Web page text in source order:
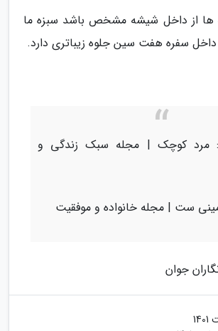
ها از داخل شیشه مشخص باشد سبزه ما
سفره هفت سین جلوه زیباتری دارد.
: مرد کوچک | مجله سبک زندگی و
ست | مجله خانواده و موفقیت
جوان